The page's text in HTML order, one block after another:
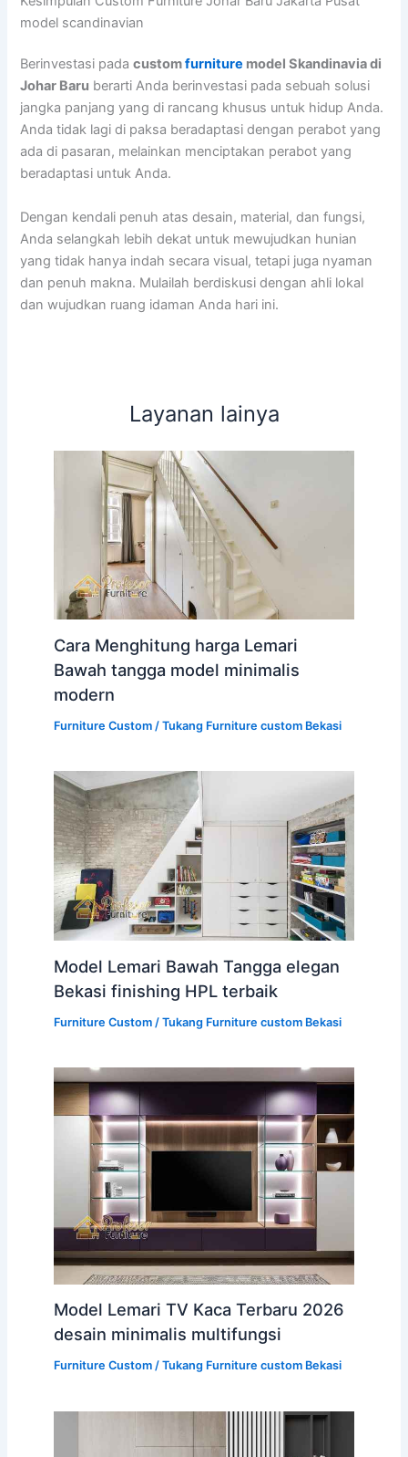
model scandinavian
Berinvestasi padacustomfurniture model Skandinavia di
Johar Baru berarti Anda berinvestasi pada sebuah solusi
jangka panjang yang di rancang khusus untuk hidup Anda.
Anda tidak lagi di paksa beradaptasi dengan perabot yang
ada di pasaran, melainkan menciptakan perabot yang
beradaptasi untuk Anda.
Dengan kendali penuh atas desain, material, dan fungsi,
Anda selangkah lebih dekat untuk mewujudkan hunian
yang tidak hanya indah secara visual, tetapi juga nyaman
dan penuh makna. Mulailah berdiskusi dengan ahli lokal
dan wujudkan ruang idaman Anda hari ini.
Layanan lainya
Cara Menghitung harga Lemari
Bawah tangga model minimalis
modern
Furniture Custom/ Tukang Furniture custom Bekasi
Model Lemari Bawah Tangga elegan
Bekasi finishing HPL terbaik
Furniture Custom/ Tukang Furniture custom Bekasi
Model Lemari TV Kaca Terbaru 2026
desain minimalis multifungsi
Furniture Custom/ Tukang Furniture custom Bekasi